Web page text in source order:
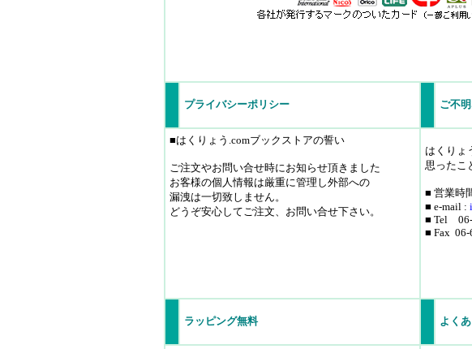
プライバシーポリシー ご不
■はくりょう.comブックストアの誓い
ご注文やお問い合せ時にお知らせ頂きました
お客様の個人情報は厳重に管理し外部への
漏洩は一切致しません。
どうぞ安心してご注文、お問い合せ下さい。
はくりょ
思ったこ
■ 営業時
■ e-mail :
■ Tel 06-
■ Fax 06-
ラッピング無料 よく